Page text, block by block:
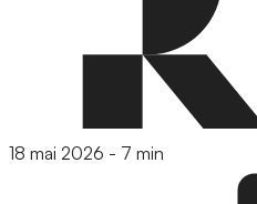
18 mai 2026 - 7 min